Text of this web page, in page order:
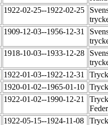
1922-02-25--1922-02-25
1909-12-03--1956-12-31
1918-10-03--1933-12-28
1922-01-03--1922-12-31
1920-01-02--1965-01-10
1922-01-02--1990-12-21
1922-05-15--1924-11-08